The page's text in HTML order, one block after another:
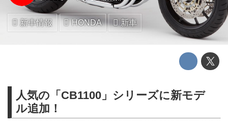
新車情報 HONDA 新車
人気の「CB1100」シリーズに新モデ
ル追加！